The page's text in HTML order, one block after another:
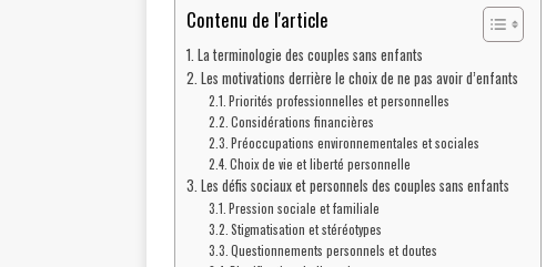
Contenu de l'article
La terminologie des couples sans enfants
Les motivations derrière le choix de ne pas avoir d’enfants
Priorités professionnelles et personnelles
Considérations financières
Préoccupations environnementales et sociales
Choix de vie et liberté personnelle
Les défis sociaux et personnels des couples sans enfants
Pression sociale et familiale
Stigmatisation et stéréotypes
Questionnements personnels et doutes